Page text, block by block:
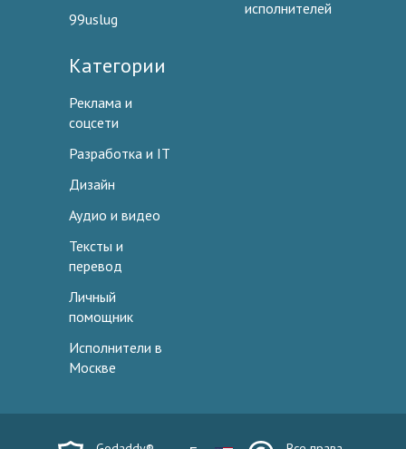
99uslug
исполнителей
Категории
Реклама и
соцсети
Разработка и IT
Дизайн
Аудио и видео
Тексты и
перевод
Личный
помощник
Исполнители в
Москве